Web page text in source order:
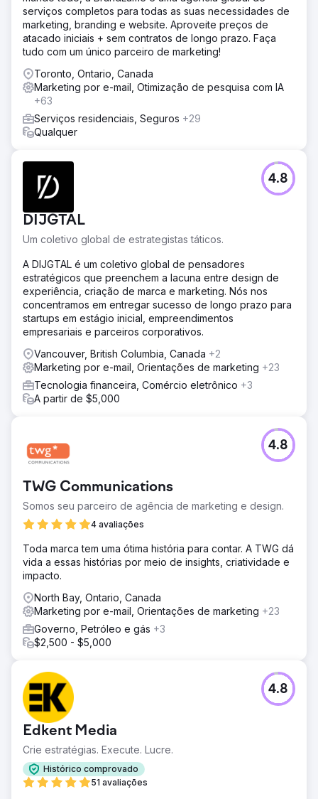
serviços completos para todas as suas necessidades de
marketing, branding e website. Aproveite preços de
atacado iniciais + sem contratos de longo prazo. Faça
tudo com um único parceiro de marketing!
Toronto, Ontario, Canada
Marketing por e-mail, Otimização de pesquisa com IA
+63
Serviços residenciais, Seguros +29
Qualquer
DIJGTAL
Um coletivo global de estrategistas táticos.
4.8
A DIJGTAL é um coletivo global de pensadores
estratégicos que preenchem a lacuna entre design de
experiência, criação de marca e marketing. Nós nos
concentramos em entregar sucesso de longo prazo para
startups em estágio inicial, empreendimentos
empresariais e parceiros corporativos.
Vancouver, British Columbia, Canada +2
Marketing por e-mail, Orientações de marketing +23
Tecnologia financeira, Comércio eletrônico +3
A partir de $5,000
TWG Communications
Somos seu parceiro de agência de marketing e design.
4 avaliações
4.8
Toda marca tem uma ótima história para contar. A TWG dá
vida a essas histórias por meio de insights, criatividade e
impacto.
North Bay, Ontario, Canada
Marketing por e-mail, Orientações de marketing +23
Governo, Petróleo e gás +3
$2,500 - $5,000
Edkent Media
Crie estratégias. Execute. Lucre.
Histórico comprovado
51 avaliações
4.8